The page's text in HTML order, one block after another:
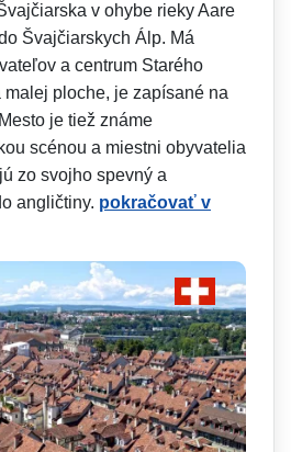
v ohybe rieky Aare
Švajčiarskych Álp. Má
a centrum Starého
malej ploche, je zapísané na
je tiež známe
scénou a miestni obyvatelia
zo svojho spevný a
angličtiny. pokračovať v